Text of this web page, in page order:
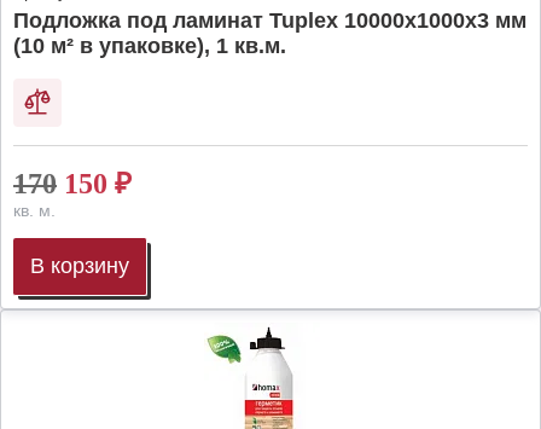
Подложка под ламинат Tuplex 10000x1000x3 мм
(10 м² в упаковке), 1 кв.м.
170 150 ₽
кв. м.
В корзину